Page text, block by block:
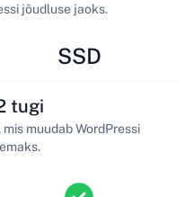
jõudluse jaoks.
SSD
tugi
muudab WordPressi